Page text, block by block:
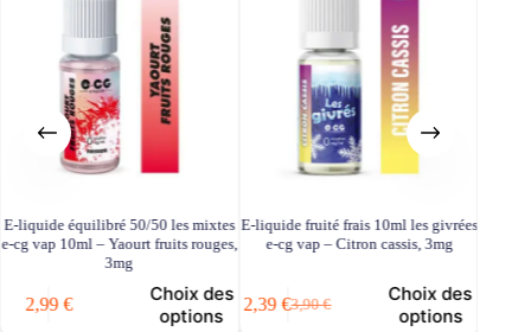
E-liquide équilibré 50/50 les mixtes
e-cg vap 10ml – Yaourt fruits rouges,
3mg
2,99€
Choix des
options
E-liquide fruité frais 10ml les givrées
e-cg vap – Citron cassis, 3mg
3,90€
Le
2,39€Le
Choix des
options